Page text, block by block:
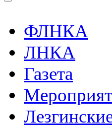
ФЛНКА
ЛНКА
Газета